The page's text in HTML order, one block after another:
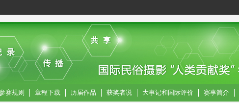
赛规则 章程下载 历届作品 获奖者说 大事记和国际评价 赛事简介